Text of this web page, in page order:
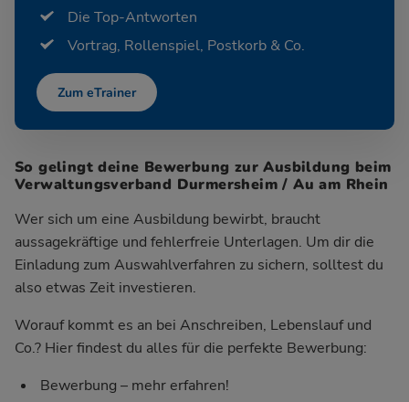
Die Top-Antworten
Vortrag, Rollenspiel, Postkorb & Co.
Zum eTrainer
So gelingt deine Bewerbung zur Ausbildung beim
Verwaltungsverband Durmersheim / Au am Rhein
Wer sich um eine Ausbildung bewirbt, braucht
aussagekräftige und fehlerfreie Unterlagen. Um dir die
Einladung zum Auswahlverfahren zu sichern, solltest du
also etwas Zeit investieren.
Worauf kommt es an bei Anschreiben, Lebenslauf und
Co.? Hier findest du alles für die perfekte Bewerbung:
Bewerbung – mehr erfahren!